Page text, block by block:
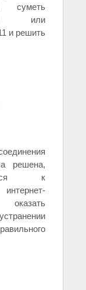
суметь
или
и решить
решена,
к